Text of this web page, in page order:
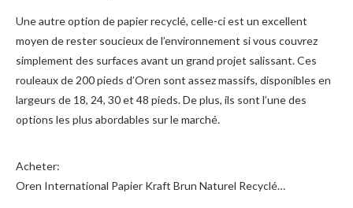
Une autre option de papier recyclé, celle-ci est un excellent
moyen de rester soucieux de l’environnement si vous couvrez
simplement des surfaces avant un grand projet salissant. Ces
rouleaux de 200 pieds d’Oren sont assez massifs, disponibles en
largeurs de 18, 24, 30 et 48 pieds. De plus, ils sont l’une des
options les plus abordables sur le marché.
Acheter:
Oren International Papier Kraft Brun Naturel Recyclé…